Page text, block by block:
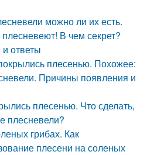
можно ли их есть.
В чем секрет?
ответы
плесенью. Похожее:
Причины появления и
плесенью. Что сделать,
плесневели?
грибах. Как
плесени на соленых